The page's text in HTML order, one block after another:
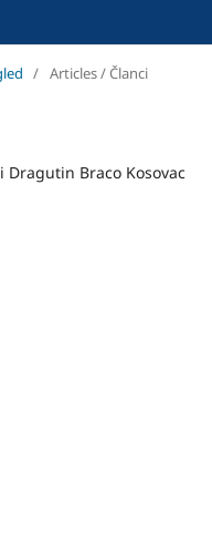
/ Articles / Članci
Braco Kosovac